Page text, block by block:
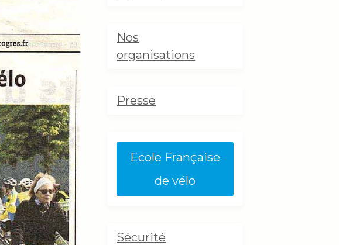
Nos
organisations
Presse
Ecole Française
de vélo
Sécurité